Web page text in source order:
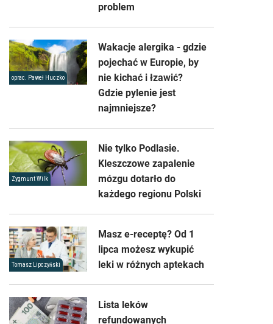
problem
oprac. Paweł Huczko
Wakacje alergika - gdzie
pojechać w Europie, by
nie kichać i łzawić?
Gdzie pylenie jest
najmniejsze?
Zygmunt Wilk
Nie tylko Podlasie.
Kleszczowe zapalenie
mózgu dotarło do
każdego regionu Polski
Tomasz Lipczyński
Masz e-receptę? Od 1
lipca możesz wykupić
leki w różnych aptekach
Lista leków
refundowanych